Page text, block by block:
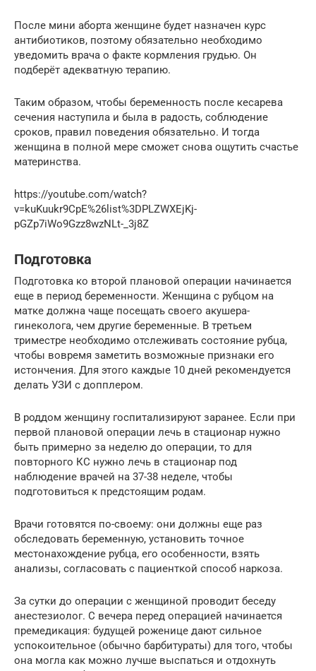
После мини аборта женщине будет назначен курс
антибиотиков, поэтому обязательно необходимо
уведомить врача о факте кормления грудью. Он
подберёт адекватную терапию.
Таким образом, чтобы беременность после кесарева
сечения наступила и была в радость, соблюдение
сроков, правил поведения обязательно. И тогда
женщина в полной мере сможет снова ощутить счастье
материнства.
https://youtube.com/watch?
v=kuKuukr9CpE%26list%3DPLZWXEjKj-
pGZp7iWo9Gzz8wzNLt-_3j8Z
Подготовка
Подготовка ко второй плановой операции начинается
еще в период беременности. Женщина с рубцом на
матке должна чаще посещать своего акушера-
гинеколога, чем другие беременные. В третьем
триместре необходимо отслеживать состояние рубца,
чтобы вовремя заметить возможные признаки его
истончения. Для этого каждые 10 дней рекомендуется
делать УЗИ с допплером.
В роддом женщину госпитализируют заранее. Если при
первой плановой операции лечь в стационар нужно
быть примерно за неделю до операции, то для
повторного КС нужно лечь в стационар под
наблюдение врачей на 37-38 неделе, чтобы
подготовиться к предстоящим родам.
Врачи готовятся по-своему: они должны еще раз
обследовать беременную, установить точное
местонахождение рубца, его особенности, взять
анализы, согласовать с пациенткой способ наркоза.
За сутки до операции с женщиной проводит беседу
анестезиолог. С вечера перед операцией начинается
премедикация: будущей роженице дают сильное
успокоительное (обычно барбитураты) для того, чтобы
она могла как можно лучше выспаться и отдохнуть